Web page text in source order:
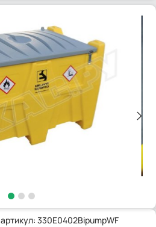
артикул: 330E0402BipumpWF